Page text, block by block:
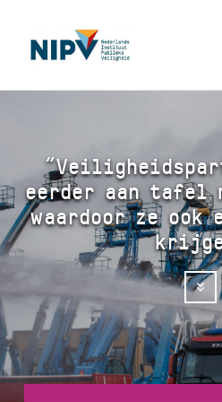
eerder aan tafel
waardoor ze ook